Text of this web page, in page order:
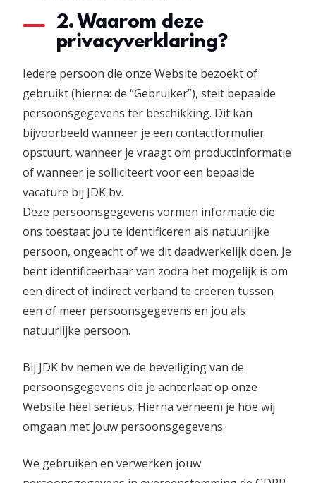
2. Waarom deze
privacyverklaring?
Iedere persoon die onze Website bezoekt of
gebruikt (hierna: de “Gebruiker”), stelt bepaalde
persoonsgegevens ter beschikking. Dit kan
bijvoorbeeld wanneer je een contactformulier
opstuurt, wanneer je vraagt om productinformatie
of wanneer je solliciteert voor een bepaalde
vacature bij JDK bv.
Deze persoonsgegevens vormen informatie die
ons toestaat jou te identificeren als natuurlijke
persoon, ongeacht of we dit daadwerkelijk doen. Je
bent identificeerbaar van zodra het mogelijk is om
een direct of indirect verband te creëren tussen
een of meer persoonsgegevens en jou als
natuurlijke persoon.
Bij JDK bv nemen we de beveiliging van de
persoonsgegevens die je achterlaat op onze
Website heel serieus. Hierna verneem je hoe wij
omgaan met jouw persoonsgegevens.
We gebruiken en verwerken jouw